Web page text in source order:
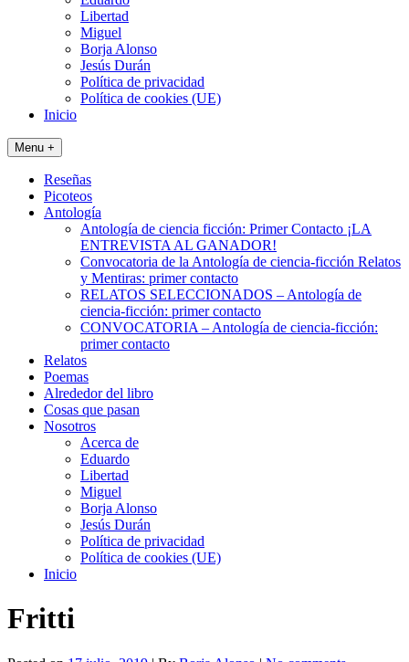
Libertad
Miguel
Borja Alonso
Jesús Durán
Política de privacidad
Política de cookies (UE)
Inicio
Menu +
Reseñas
Picoteos
Antología
Antología de ciencia ficción: Primer Contacto ¡LA
ENTREVISTA AL GANADOR!
Convocatoria de la Antología de ciencia-ficción Relatos
y Mentiras: primer contacto
RELATOS SELECCIONADOS – Antología de
ciencia-ficción: primer contacto
CONVOCATORIA – Antología de ciencia-ficción:
primer contacto
Relatos
Poemas
Alrededor del libro
Cosas que pasan
Nosotros
Acerca de
Eduardo
Libertad
Miguel
Borja Alonso
Jesús Durán
Política de privacidad
Política de cookies (UE)
Inicio
Fritti